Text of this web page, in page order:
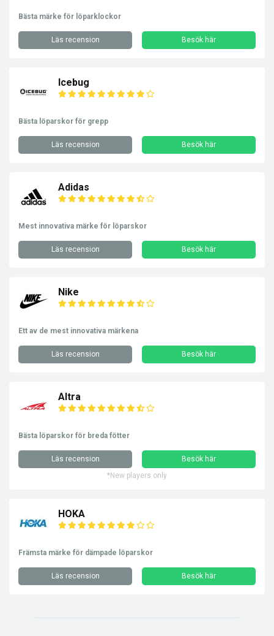
Bästa märke för löparklockor
Läs recension Besök här
Icebug
Bästa löparskor för grepp
Läs recension Besök här
Adidas
Mest innovativa märke för löparskor
Läs recension Besök här
Nike
Ett av de mest innovativa märkena
Läs recension Besök här
Altra
Bästa löparskor för breda fötter
Läs recension
Besök här
*New players only
HOKA
Främsta märke för dämpade löparskor
Läs recension Besök här